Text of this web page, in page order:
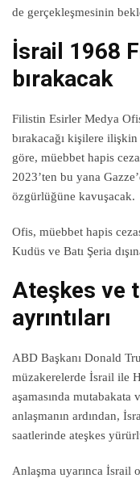
de gerçekleşmesinin
İsrail 1968
bırakacak
Filistin Esirler Medya
bırakacağı kişilere
göre, müebbet hapis
2023’ten bu yana
özgürlüğüne kavuşacak.
Ofis, müebbet hapis
Kudüs ve Batı Şeria
Ateşkes ve
ayrıntıları
ABD Başkanı Donald
müzakerelerde İsrail ile
aşamasında mutabakata
anlaşmanın ardından,
saatlerinde ateşkes
Anlaşma uyarınca İsrail